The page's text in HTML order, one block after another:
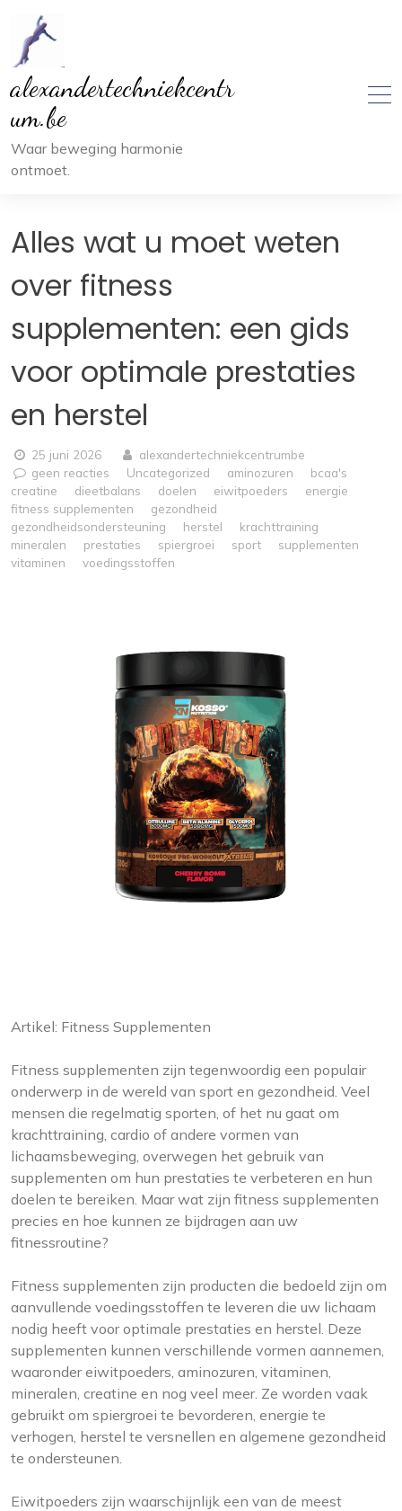
inhoud
alexandertechniekcentr
um.be
Waar beweging harmonie
ontmoet.
Alles wat u moet weten
over fitness
supplementen: een gids
voor optimale prestaties
en herstel
25 juni 2026
alexandertechniekcentrumbe
geen reacties
Uncategorized aminozuren
bcaa's
creatine
dieetbalans doelen eiwitpoeders
energie
fitness supplementen
gezondheid
gezondheidsondersteuning
herstel
krachttraining
mineralen
prestaties spiergroei sport
supplementen
vitaminen
voedingsstoffen
Artikel: Fitness Supplementen
Fitness supplementen zijn tegenwoordig een populair
onderwerp in de wereld van sport en gezondheid. Veel
mensen die regelmatig sporten, of het nu gaat om
krachttraining, cardio of andere vormen van
lichaamsbeweging, overwegen het gebruik van
supplementen om hun prestaties te verbeteren en hun
doelen te bereiken. Maar wat zijn fitness supplementen
precies en hoe kunnen ze bijdragen aan uw
fitnessroutine?
Fitness supplementen zijn producten die bedoeld zijn om
aanvullende voedingsstoffen te leveren die uw lichaam
nodig heeft voor optimale prestaties en herstel. Deze
supplementen kunnen verschillende vormen aannemen,
waaronder eiwitpoeders, aminozuren, vitaminen,
mineralen, creatine en nog veel meer. Ze worden vaak
gebruikt om spiergroei te bevorderen, energie te
verhogen, herstel te versnellen en algemene gezondheid
te ondersteunen.
Eiwitpoeders zijn waarschijnlijk een van de meest